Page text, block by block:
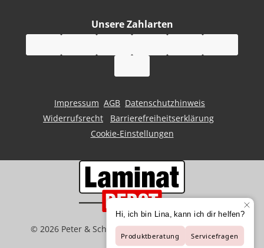
Unsere Zahlarten
Impressum AGB Datenschutzhinweis
Widerrufsrecht
Barrierefreiheitserklärung
Cookie-Einstellungen
© 2026 Peter & Schaffart GmbH | Der Spezialist für
Bodenbeläge